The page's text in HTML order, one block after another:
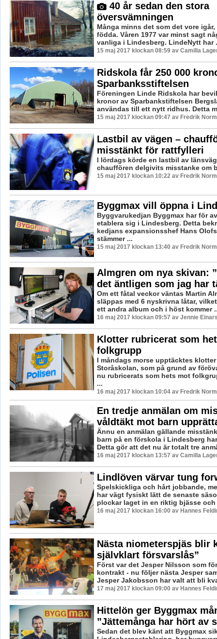
40 år sedan den stora
översvämningen
Många minns det som det vore
födda. Våren 1977 var minst sagt
vanliga i Lindesberg. LindeNytt har
15 maj 2017 klockan 08:59 av Camilla
Ridskola får 250 000
Sparbanksstiftelsen
Föreningen Linde Ridskola har
kronor av Sparbankstiftelsen
användas till ett nytt ridhus. Detta
15 maj 2017 klockan 09:47 av Fredrik
Lastbil av vägen –
misstänkt för rattfylleri
I lördags körde en lastbil av
chauffören delgivits misstanke om
15 maj 2017 klockan 10:22 av Fredrik
Byggmax vill öppna i
Byggvarukedjan Byggmax har för
etablera sig i Lindesberg. Detta
kedjans expansionsshef Hans
stämmer ...
15 maj 2017 klockan 13:40 av Fredrik
Almgren om nya skivan:
det äntligen som jag har
Om ett fåtal veckor väntas Martin
släppas med 6 nyskrivna låtar,
ett andra album och i höst kommer
16 maj 2017 klockan 09:57 av Jennie
Klotter rubricerat som
folkgrupp
I måndags morse upptäcktes klotter
Storåskolan, som på grund av
nu rubricerats som hets mot
...
16 maj 2017 klockan 10:04 av Fredrik
En tredje anmälan om
våldtäkt mot barn
Ännu en anmälan gällande
barn på en förskola i Lindesberg
Detta gör att det nu är totalt tre
16 maj 2017 klockan 13:57 av Camilla
Lindlöven värvar tung
Spelskickliga och hårt jobbande,
har vägt fysiskt lätt de senaste
plockar laget in en riktig bjässe och
16 maj 2017 klockan 16:00 av Hannes
Nästa niometerspjäs blir
självklart försvarslås”
Först var det Jesper Nilsson som
kontrakt - nu följer nästa Jesper
Jesper Jakobsson har valt att bli
17 maj 2017 klockan 09:00 av Hannes
Hittelön ger Byggmax
”Jättemånga har hört av
Sedan det blev känt att Byggmax